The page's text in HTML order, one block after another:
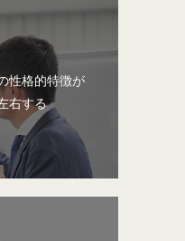
性格的特徴が
右する